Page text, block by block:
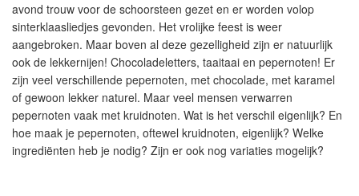
avond trouw voor de schoorsteen gezet en er worden volop
sinterklaasliedjes gevonden. Het vrolijke feest is weer
aangebroken. Maar boven al deze gezelligheid zijn er natuurlijk
ook de lekkernijen! Chocoladeletters, taaitaai en pepernoten! Er
zijn veel verschillende pepernoten, met chocolade, met karamel
of gewoon lekker naturel. Maar veel mensen verwarren
pepernoten vaak met kruidnoten. Wat is het verschil eigenlijk? En
hoe maak je pepernoten, oftewel kruidnoten, eigenlijk? Welke
ingrediënten heb je nodig? Zijn er ook nog variaties mogelijk?